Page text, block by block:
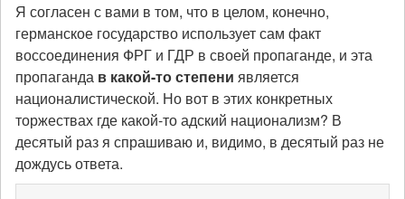
Я согласен с вами в том, что в целом, конечно,
германское государство использует сам факт
воссоединения ФРГ и ГДР в своей пропаганде, и эта
пропаганда в какой-то степени является
националистической. Но вот в этих конкретных
торжествах где какой-то адский национализм? В
десятый раз я спрашиваю и, видимо, в десятый раз не
дождусь ответа.